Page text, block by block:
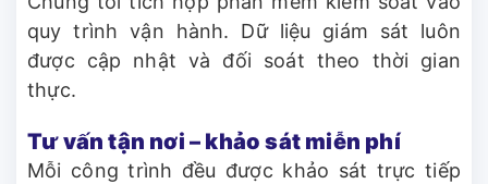
quy trình vận hành. Dữ liệu giám sát luôn
được cập nhật và đối soát theo thời gian
thực.
Tư vấn tận nơi – khảo sát miễn phí
Mỗi công trình đều được khảo sát trực tiếp